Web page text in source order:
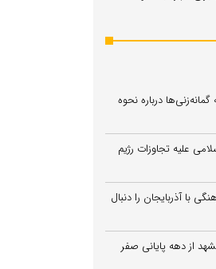
درباره نحوه
و اسلامی علیه تجاوزات رژیم
با آذربایجان را دنبال
از دهه پایانی صفر